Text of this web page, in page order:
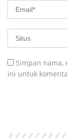
Simpan nama,
ini untuk